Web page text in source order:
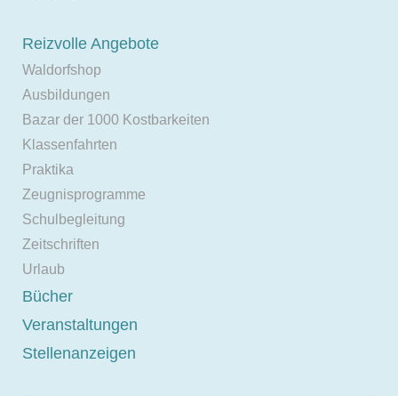
Reizvolle Angebote
Waldorfshop
Ausbildungen
Bazar der 1000 Kostbarkeiten
Klassenfahrten
Praktika
Zeugnisprogramme
Schulbegleitung
Zeitschriften
Urlaub
Bücher
Veranstaltungen
Stellenanzeigen